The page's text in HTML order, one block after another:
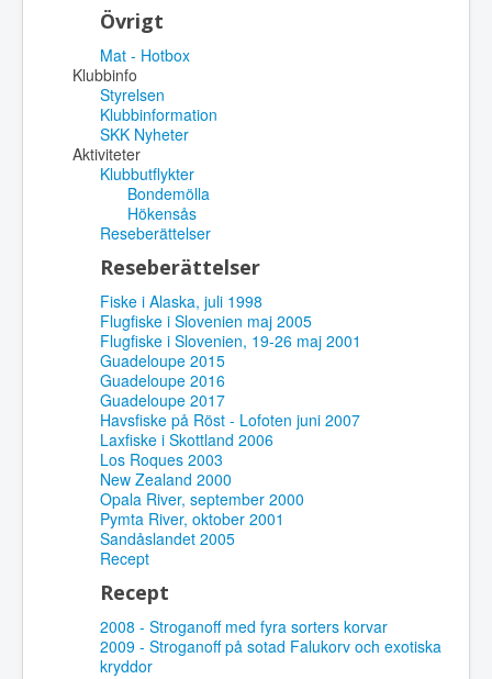
Övrigt
Mat - Hotbox
Klubbinfo
Styrelsen
Klubbinformation
SKK Nyheter
Aktiviteter
Klubbutflykter
Bondemölla
Hökensås
Reseberättelser
Reseberättelser
Fiske i Alaska, juli 1998
Flugfiske i Slovenien maj 2005
Flugfiske i Slovenien, 19-26 maj 2001
Guadeloupe 2015
Guadeloupe 2016
Guadeloupe 2017
Havsfiske på Röst - Lofoten juni 2007
Laxfiske i Skottland 2006
Los Roques 2003
New Zealand 2000
Opala River, september 2000
Pymta River, oktober 2001
Sandåslandet 2005
Recept
Recept
2008 - Stroganoff med fyra sorters korvar
2009 - Stroganoff på sotad Falukorv och exotiska
kryddor